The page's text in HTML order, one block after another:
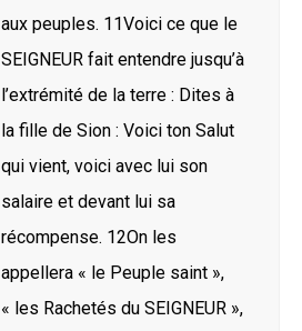
aux peuples. 11Voici ce que le
SEIGNEUR fait entendre jusqu’à
l’extrémité de la terre : Dites à
la fille de Sion : Voici ton Salut
qui vient, voici avec lui son
salaire et devant lui sa
récompense. 12On les
appellera « le Peuple saint »,
« les Rachetés du SEIGNEUR »,